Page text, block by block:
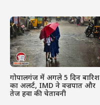
गोपालगंज में अगले 5 दिन बारिश
का अलर्ट, IMD ने वज्रपात और
तेज हवा की चेतावनी